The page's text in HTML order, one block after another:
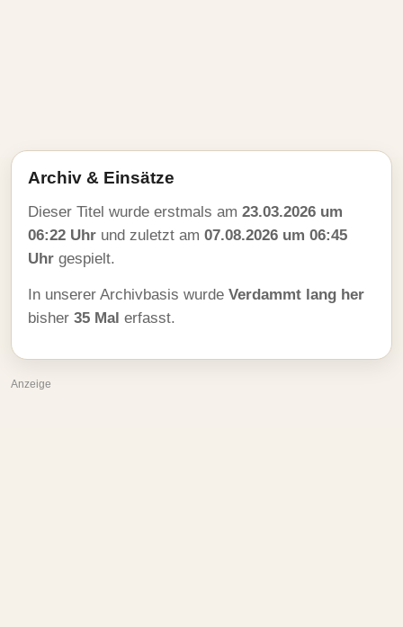
Archiv & Einsätze
Dieser Titel wurde erstmals am 23.03.2026 um
06:22 Uhr und zuletzt am 07.08.2026 um 06:45
Uhr gespielt.
In unserer Archivbasis wurde Verdammt lang her
bisher 35 Mal erfasst.
Anzeige